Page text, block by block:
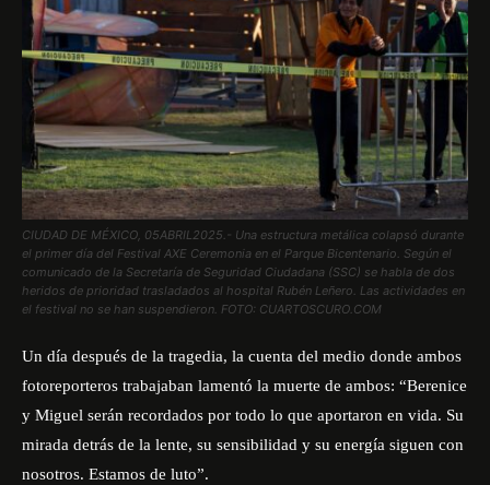
CIUDAD DE MÉXICO, 05ABRIL2025.- Una estructura metálica colapsó durante
el primer día del Festival AXE Ceremonia en el Parque Bicentenario. Según el
comunicado de la Secretaría de Seguridad Ciudadana (SSC) se habla de dos
heridos de prioridad trasladados al hospital Rubén Leñero. Las actividades en
el festival no se han suspendieron. FOTO: CUARTOSCURO.COM
Un día después de la tragedia, la cuenta del medio donde ambos
fotoreporteros trabajaban lamentó la muerte de ambos: “Berenice
y Miguel serán recordados por todo lo que aportaron en vida. Su
mirada detrás de la lente, su sensibilidad y su energía siguen con
nosotros. Estamos de luto”.